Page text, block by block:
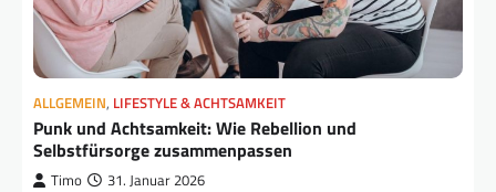
ALLGEMEIN, LIFESTYLE & ACHTSAMKEIT
Punk und Achtsamkeit: Wie Rebellion und
Selbstfürsorge zusammenpassen
Timo 31. Januar 2026